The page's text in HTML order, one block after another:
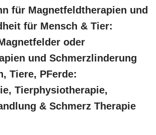
für Magnetfeldtherapien und
für Mensch & Tier:
oder
und Schmerzlinderung
Tiere, PFerde:
Tierphysiotherapie,
& Schmerz Therapie